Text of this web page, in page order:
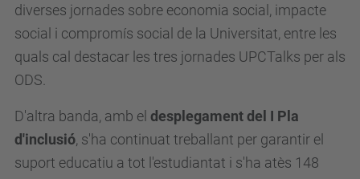
diverses jornades sobre economia social, impacte
social i compromís social de la Universitat, entre les
quals cal destacar les tres jornades UPCTalks per als
ODS.
D'altra banda, amb el desplegament del I Pla
d'inclusió, s'ha continuat treballant per garantir el
suport educatiu a tot l'estudiantat i s'ha atès 148